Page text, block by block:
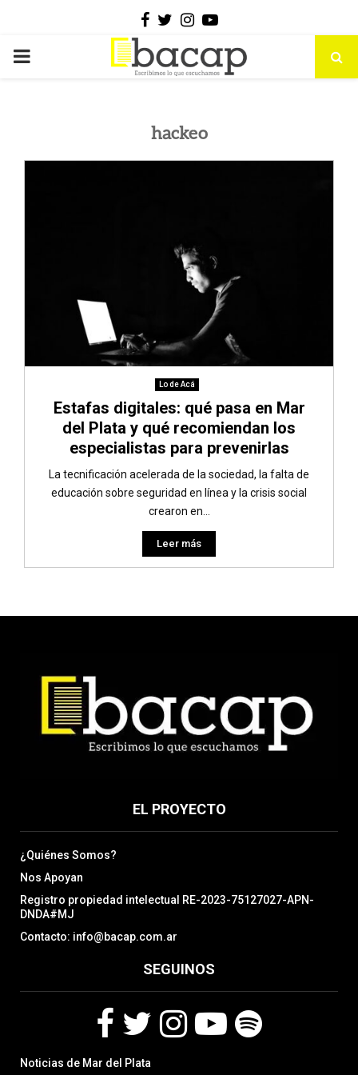
Facebook
Twitter
Instagram
Youtube
PRIMARY
hackeo
Lo de Acá
Estafas digitales: qué pasa en Mar
del Plata y qué recomiendan los
especialistas para prevenirlas
La tecnificación acelerada de la sociedad, la falta de
educación sobre seguridad en línea y la crisis social
crearon en...
Leer más
EL PROYECTO
¿Quiénes Somos?
Nos Apoyan
Registro propiedad intelectual RE-2023-75127027-APN-
DNDA#MJ
Contacto: info@bacap.com.ar
SEGUINOS
a
w
Noticias de Mar del Plata